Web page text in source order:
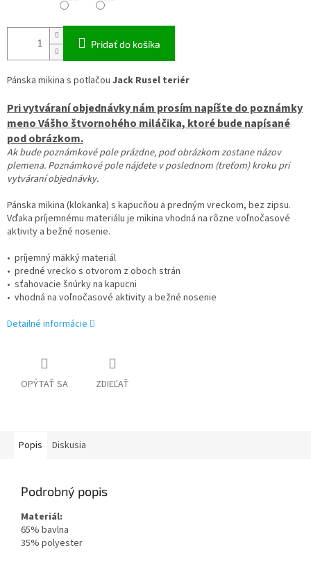
Pridať do košíka
Pánska mikina s potlačou Jack Rusel teriér
Pri vytváraní objednávky nám prosím napíšte do poznámky
meno Vášho štvornohého miláčika, ktoré bude napísané
pod obrázkom.
Ak bude poznámkové pole prázdne, pod obrázkom zostane názov
plemena. Poznámkové pole nájdete v poslednom (treťom) kroku pri
vytváraní objednávky.
Pánska mikina (klokanka) s kapucňou a predným vreckom, bez zipsu.
Vďaka príjemnému materiálu je mikina vhodná na rôzne voľnočasové
aktivity a bežné nosenie.
• príjemný mäkký materiál
• predné vrecko s otvorom z oboch strán
• sťahovacie šnúrky na kapucni
• vhodná na voľnočasové aktivity a bežné nosenie
Detailné informácie
OPÝTAŤ SA ZDIEĽAŤ
Popis Diskusia
Podrobný popis
Materiál:
65% bavlna
35% polyester